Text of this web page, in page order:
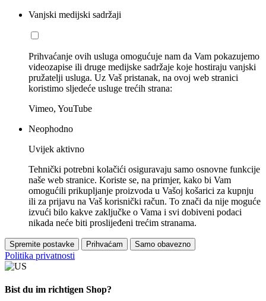
Vanjski medijski sadržaji
Prihvaćanje ovih usluga omogućuje nam da Vam pokazujemo
videozapise ili druge medijske sadržaje koje hostiraju vanjski
pružatelji usluga. Uz Vaš pristanak, na ovoj web stranici
koristimo sljedeće usluge trećih strana:
Vimeo, YouTube
Neophodno
Uvijek aktivno
Tehnički potrebni kolačići osiguravaju samo osnovne funkcije
naše web stranice. Koriste se, na primjer, kako bi Vam
omogućili prikupljanje proizvoda u Vašoj košarici za kupnju
ili za prijavu na Vaš korisnički račun. To znači da nije moguće
izvući bilo kakve zaključke o Vama i svi dobiveni podaci
nikada neće biti proslijeđeni trećim stranama.
Spremite postavke Prihvaćam Samo obavezno
Politika privatnosti
Bist du im richtigen Shop?